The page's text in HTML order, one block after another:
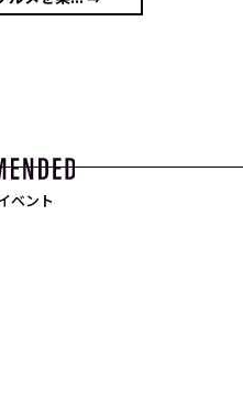
ベント